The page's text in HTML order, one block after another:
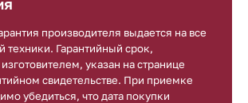
производителя выдается на все
техники. Гарантийный срок,
указан на странице
свидетельстве. При приемке
убедиться, что дата покупки